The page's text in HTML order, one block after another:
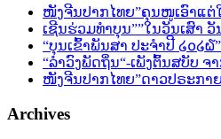
ໜັງຈີນປາກໄທຍ”ຄຸນໜູເອົາແຕ່
ເຊີນຮ່ວມທຳບຸນ””ໃນວັນເສົາ
“ບຸນເຂົ້າພັນສາ ປະຈຳປີ ໒໐໒
“ລຳວົງພັດຖິ່ນ“-ເພັງຕົ້ນສບັບ
ໜັງຈີນປາກໄທຍ”ດາວປຣະກາ
Archives